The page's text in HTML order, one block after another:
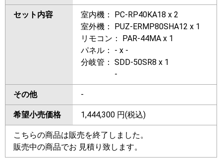
セット内容
室内機： PC-RP40KA18 x 2
室外機： PUZ-ERMP80SHA12 x 1
リモコン： PAR-44MA x 1
パネル： - x -
分岐管： SDD-50SR8 x 1
-
その他 -
希望小売価格 1,444,300 円(税込)
こちらの商品は販売を終了しました。
販売中の商品でお 見積り致します。